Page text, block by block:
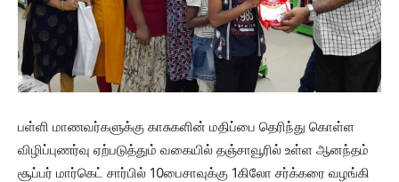
பள்ளி மாணவர்களுக்கு காசுகளின் மதிப்பை தெரிந்து கொள்ள
விழிப்புணர்வு ஏற்படுத்தும் வகையில் தஞ்சாவூரில் உள்ள ஆனந்தம்
சூப்பர் மார்கெட் சார்பில் 10பைசாவுக்கு 1கிலோ சர்க்கரை வழங்கி